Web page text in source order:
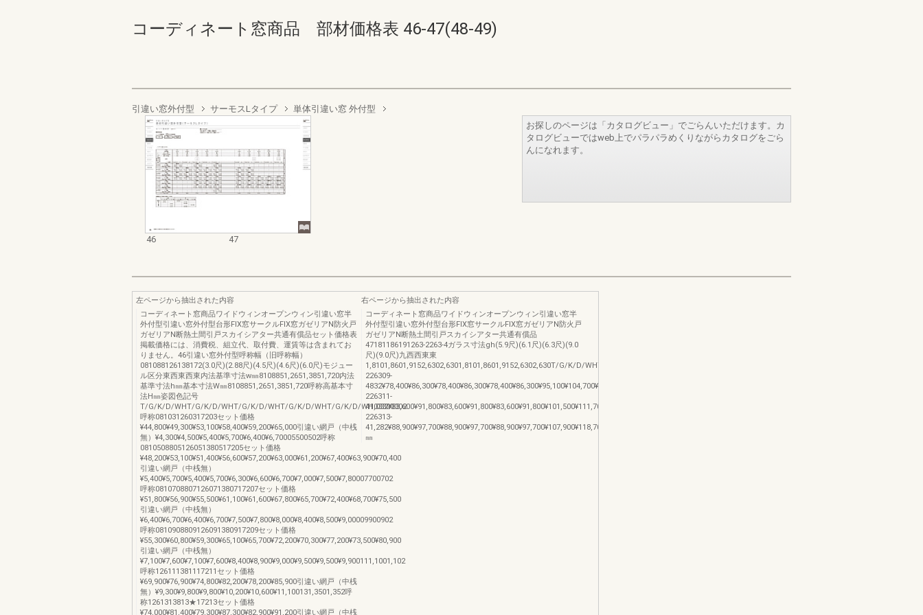
コーディネート窓商品 部材価格表 46-47(48-49)
引違い窓外付型 サーモスLタイプ 単体引違い窓 外付型
46 47
お探しのページは「カタログビュー」でごらんいただけます。カ
タログビューではweb上でパラパラめくりながらカタログをごら
んになれます。
左ページから抽出された内容
コーディネート窓商品ワイドウィンオープンウィン引違い窓半
外付型引違い窓外付型台形FIX窓サークルFIX窓ガゼリアN防火戸
ガゼリアN断熱土間引戸スカイシアター共通有償品セット価格表
掲載価格には、消費税、組立代、取付費、運賃等は含まれてお
りません。46引違い窓外付型呼称幅（旧呼称幅）
081088126138172(3.0尺)(2.88尺)(4.5尺)(4.6尺)(6.0尺)モジュー
ル区分東西東西東内法基準寸法w㎜8108851,2651,3851,720内法
基準寸法h㎜基本寸法W㎜8108851,2651,3851,720呼称高基本寸
法H㎜姿図色記号
T/G/K/D/WHT/G/K/D/WHT/G/K/D/WHT/G/K/D/WHT/G/K/D/WH03300302
呼称081031260317203セット価格
¥44,800¥49,300¥53,100¥58,400¥59,200¥65,000引違い網戸（中桟
無）¥4,300¥4,500¥5,400¥5,700¥6,400¥6,70005500502呼称
0810508805126051380517205セット価格
¥48,200¥53,100¥51,400¥56,600¥57,200¥63,000¥61,200¥67,400¥63,900¥70,400
引違い網戸（中桟無）
¥5,400¥5,700¥5,400¥5,700¥6,300¥6,600¥6,700¥7,000¥7,500¥7,80007700702
呼称0810708807126071380717207セット価格
¥51,800¥56,900¥55,500¥61,100¥61,600¥67,800¥65,700¥72,400¥68,700¥75,500
引違い網戸（中桟無）
¥6,400¥6,700¥6,400¥6,700¥7,500¥7,800¥8,000¥8,400¥8,500¥9,00009900902
呼称0810908809126091380917209セット価格
¥55,300¥60,800¥59,300¥65,100¥65,700¥72,200¥70,300¥77,200¥73,500¥80,900
引違い網戸（中桟無）
¥7,100¥7,600¥7,100¥7,600¥8,400¥8,900¥9,000¥9,500¥9,500¥9,900111,1001,102
呼称126111381117211セット価格
¥69,900¥76,900¥74,800¥82,200¥78,200¥85,900引違い網戸（中桟
無）¥9,300¥9,800¥9,800¥10,200¥10,600¥11,100131,3501,352呼
称1261313813★17213セット価格
¥74,000¥81,400¥79,300¥87,300¥82,900¥91,200引違い網戸（中桟
右ページから抽出された内容
コーディネート窓商品ワイドウィンオープンウィン引違い窓半
外付型引違い窓外付型台形FIX窓サークルFIX窓ガゼリアN防火戸
ガゼリアN断熱土間引戸スカイシアター共通有償品
47181186191263-2263-4ガラス寸法gh(5.9尺)(6.1尺)(6.3尺)(9.0
尺)(9.0尺)九西西東東
1,8101,8601,9152,6302,6301,8101,8601,9152,6302,630T/G/K/D/WHT/G/K/D/WHT/G/K/D/WHT/G/K/D/WHT/G/K/D/
226309-
226311-
226313-
㎜